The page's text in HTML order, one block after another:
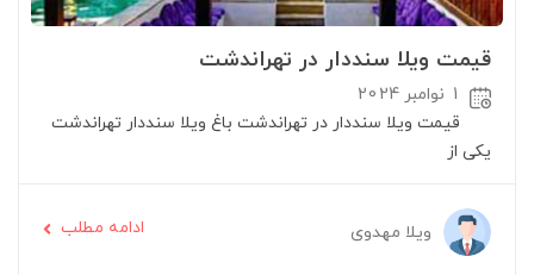
قیمت ویلا سنددار در تهراندشت
1 نوامبر 2024
قیمت ویلا سنددار در تهراندشت باغ ویلا سنددار تهراندشت
یکی از
ویلا مهدوی ادامه مطلب